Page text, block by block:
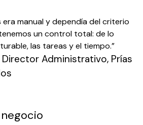
era manual y dependía del criterio
un control total: de lo
las tareas y el tiempo.”
Administrativo, Prías